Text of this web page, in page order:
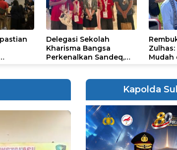
Delegasi Sekolah
Kharisma Bangsa
Perkenalkan Sandeq,
STEAM Olympiad 2026
Mudah
Kapolda